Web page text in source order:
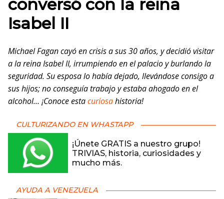
conversó con la reina
Isabel II
Michael Fagan cayó en crisis a sus 30 años, y decidió visitar
a la reina Isabel II, irrumpiendo en el palacio y burlando la
seguridad. Su esposa lo había dejado, llevándose consigo a
sus hijos; no conseguía trabajo y estaba ahogado en el
alcohol… ¡Conoce estacuriosahistoria!
CULTURIZANDO EN WHASTAPP
¡Únete GRATIS a nuestro grupo!
TRIVIAS, historia, curiosidades y
mucho más.
AYUDA A VENEZUELA